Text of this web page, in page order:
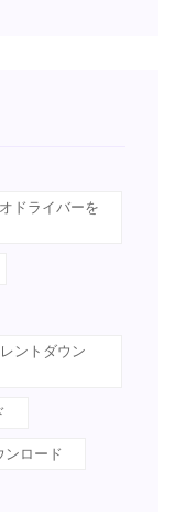
ドライバーを
ントダウン
ンロード